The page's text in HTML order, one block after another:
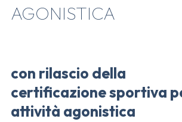
AGONISTICA
con rilascio della
certificazione sportiva
attività agonistica